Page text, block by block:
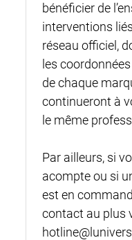
bénéficier de
interventions
réseau officiel,
les
de chaque
continueront à
le même
Par ailleurs, si
acompte ou si
est en
contact au plus